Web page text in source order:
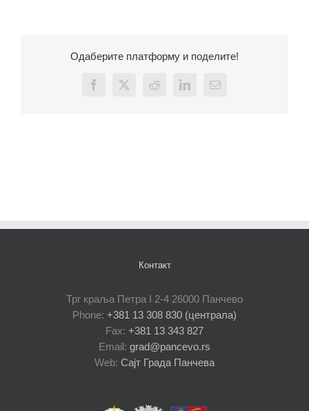
Одаберите платформу и поделите!
Facebook
X Reddit LinkedInEmail
Контакт
Трг краља Петра I 2-4 26000 Панчево
Phone: +381 13 308 830 (централа)
Fax: +381 13 343 827
Email: grad@pancevo.rs
Web: Сајт Града Панчева